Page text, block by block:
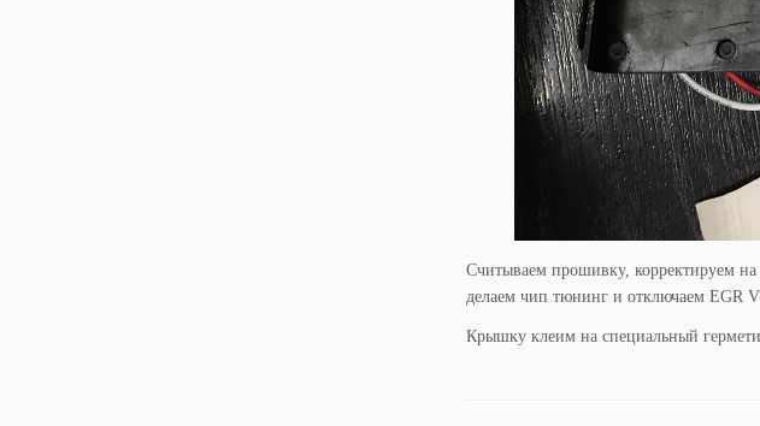
Считываем прошивку, корректируем
делаем чип тюнинг и отключаем EGR
Крышку клеим на специальный